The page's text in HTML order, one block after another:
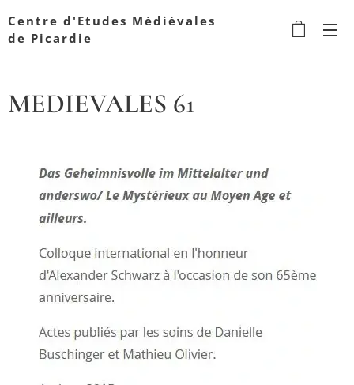
Centre d'Etudes Médiévales
de Picardie
MEDIEVALES 61